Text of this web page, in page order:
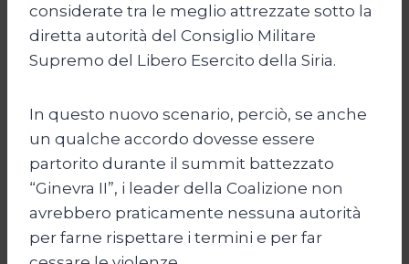
considerate tra le meglio attrezzate sotto la
diretta autorità del Consiglio Militare
Supremo del Libero Esercito della Siria.
In questo nuovo scenario, perciò, se anche
un qualche accordo dovesse essere
partorito durante il summit battezzato
“Ginevra II”, i leader della Coalizione non
avrebbero praticamente nessuna autorità
per farne rispettare i termini e per far